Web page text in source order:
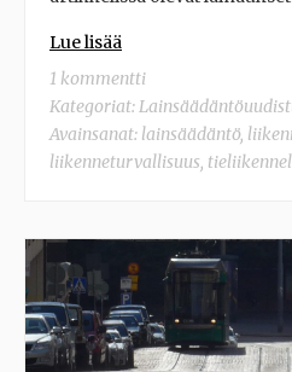
Lue lisää
1 kommentti
Kategoriat:
Avainsanat: lainsäädäntö,
liikenneturvallisuus,